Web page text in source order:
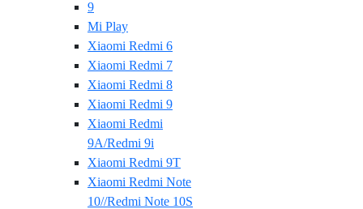
9
Mi Play
Xiaomi Redmi 6
Xiaomi Redmi 7
Xiaomi Redmi 8
Xiaomi Redmi 9
Xiaomi Redmi
9A/Redmi 9i
Xiaomi Redmi 9T
Xiaomi Redmi Note
10//Redmi Note 10S